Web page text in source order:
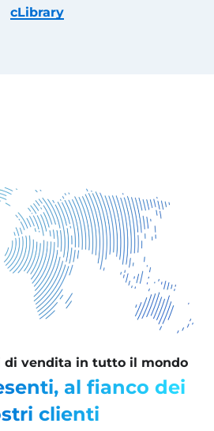
cLibrary
di vendita in tutto il mondo
al fianco dei
clienti